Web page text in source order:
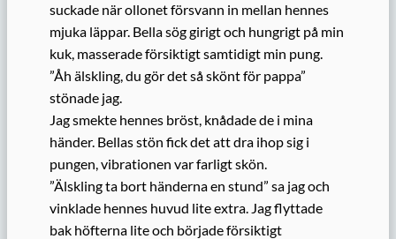
suckade när ollonet försvann in mellan hennes
mjuka läppar. Bella sög girigt och hungrigt på min
kuk, masserade försiktigt samtidigt min pung.
”Åh älskling, du gör det så skönt för pappa”
stönade jag.
Jag smekte hennes bröst, knådade de i mina
händer. Bellas stön fick det att dra ihop sig i
pungen, vibrationen var farligt skön.
”Älskling ta bort händerna en stund” sa jag och
vinklade hennes huvud lite extra. Jag flyttade
bak höfterna lite och började försiktigt